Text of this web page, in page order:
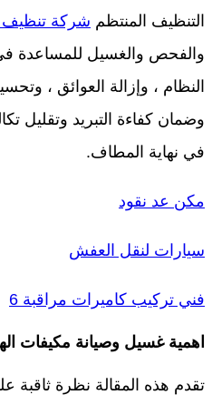
التنظيف المنتظم شركة تنظيف
والفحص والغسيل للمساعدة
النظام ، وإزالة العوائق ،
وضمان كفاءة التبريد وتقليل
في نهاية المطاف.
مكن عد نقود
سيارات لنقل العفش
فني تركيب كاميرات مراقبة 6
اهمية غسيل وصيانة مكيفات
تقدم هذه المقالة نظرة ثاقبة